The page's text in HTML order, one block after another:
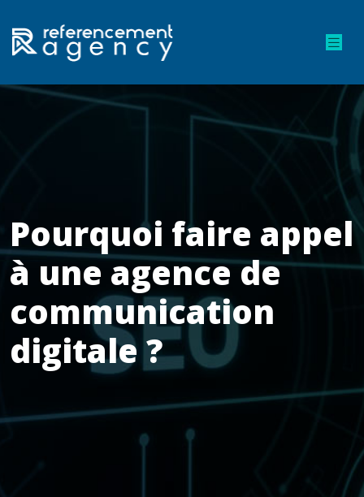
Pourquoi faire appel
à une agence de
communication
digitale ?